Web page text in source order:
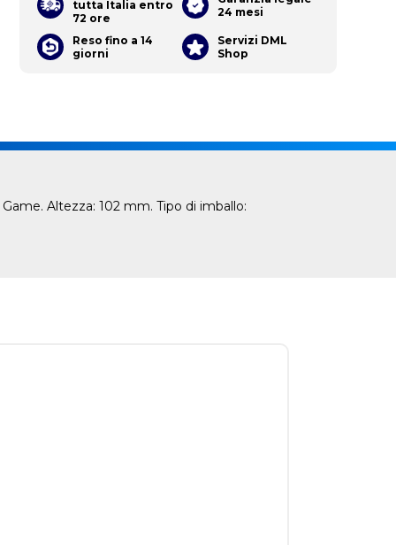
tutta Italia entro
72 ore
24 mesi
Reso fino a 14
giorni
Servizi DML
Shop
Altezza: 102 mm. Tipo di imballo: